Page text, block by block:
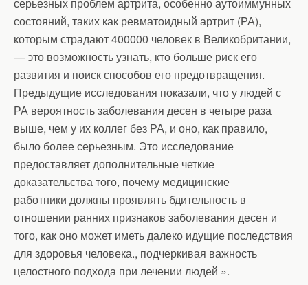
состояний, таких как ревматоидный артрит (РА),
которым страдают 400000 человек в Великобритании,
— это возможность узнать, кто больше риск его
развития и поиск способов его предотвращения.
Предыдущие исследования показали, что у людей с
РА вероятность заболевания десен в четыре раза
выше, чем у их коллег без РА, и оно, как правило,
было более серьезным. Это исследование
предоставляет дополнительные четкие
доказательства того, почему медицинские
работники должны проявлять бдительность в
отношении ранних признаков заболевания десен и
того, как оно может иметь далеко идущие последствия
для здоровья человека., подчеркивая важность
целостного подхода при лечении людей ».